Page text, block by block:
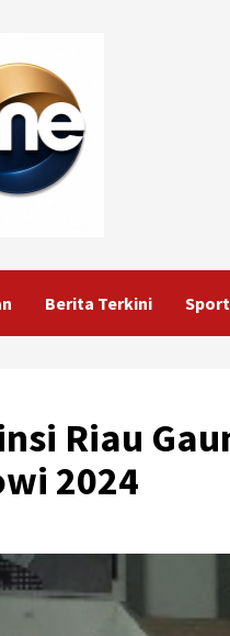
Berita Terkini Sport
Riau
2024